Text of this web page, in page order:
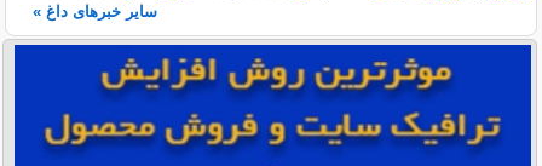
سایر خبرهای داغ »